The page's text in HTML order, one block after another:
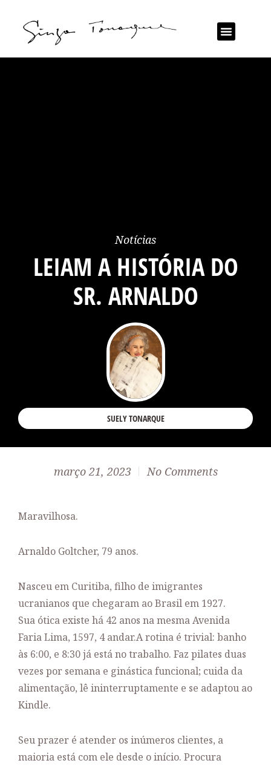
Notícias
LEIAM A HISTÓRIA DO
SR. ARNALDO
SUELY TONARQUE
março 21, 2023 No Comments
Maravilhosa.
Arnaldo Goltcher, 79 anos.
Nasceu em Curitiba, filho de imigrantes
ucranianos que chegaram ao Brasil em 1927.
Sua ótica existe há 42 anos na mesma Avenida
Faria Lima, 1597, 4 andar.A rotina é trivial: banho
às 6:00, e 8:30 já está no trabalho. Faz pilates duas
vezes por semana e ginástica funcional; cuida da
alimentação, lê ininterruptamente e se adaptou ao
Kindle.
Seu prazer é atender os inúmeros clientes, a
maioria está com ele desde o início. Procura